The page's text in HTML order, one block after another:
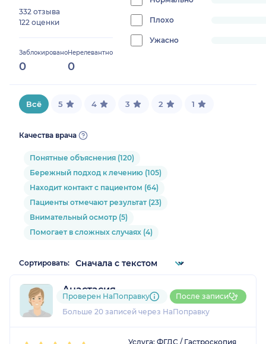
332 отзыва
122 оценки
Заблокировано
0
Нерелевантно
0
0%
Плохо
progress:
Ужасно
0%
Всё 5 4 3 2 1
Качества врача
Понятные объяснения (120)
Бережный подход к лечению (105)
Находит контакт с пациентом (64)
Пациенты отмечают результат (23)
Внимательный осмотр (5)
Помогает в сложных случаях (4)
Сортировать:
Анастасия
9 отзывов
Больше 20 записей через НаПоправку
Проверен НаПоправку После записи
Услуга: ФГДС / Гастроскопия